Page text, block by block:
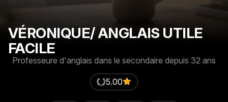
VÉRONIQUE/ ANGLAIS UTILE
FACILE
Professeure d'anglais dans le secondaire depuis 32 ans
5.00